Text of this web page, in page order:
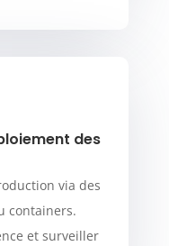
des
via des
containers.
et surveiller